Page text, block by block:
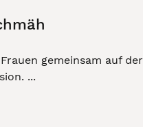
gemeinsam auf der
...